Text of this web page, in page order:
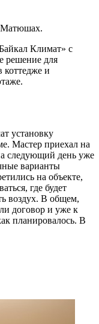
Матюшах.
Климат» с
решение для
коттедже и
установку
Мастер приехал на
следующий день уже
варианты
на объекте,
где будет
воздух. В общем,
договор и уже к
планировалось. В